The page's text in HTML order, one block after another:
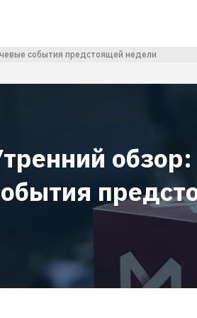
события предстоящей недели